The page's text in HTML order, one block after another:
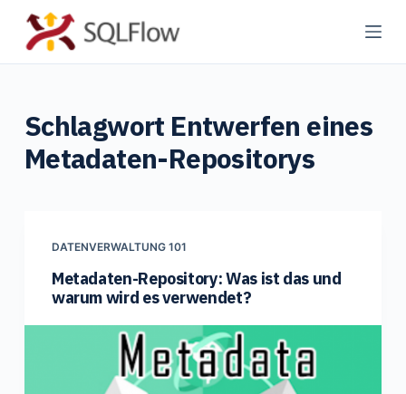
Z
u
Schlagwort Entwerfen eines
Metadaten-Repositorys
DATENVERWALTUNG 101
Metadaten-Repository: Was ist das und
warum wird es verwendet?